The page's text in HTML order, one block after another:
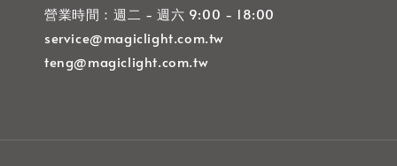
營業時間：週二 - 週六 9:00 - 18:00
service@magiclight.com.tw
teng@magiclight.com.tw